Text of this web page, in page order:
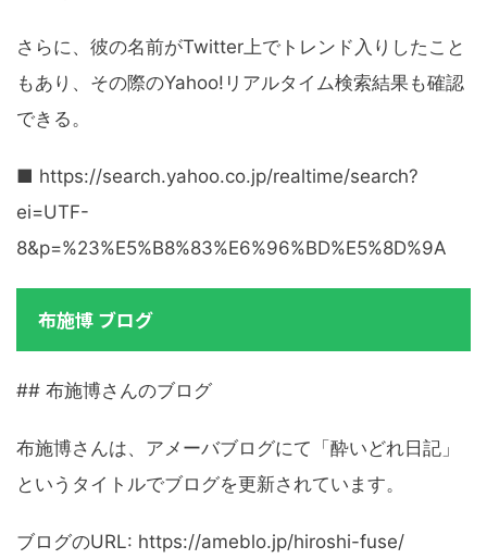
さらに、彼の名前がTwitter上でトレンド入りしたこと
もあり、その際のYahoo!リアルタイム検索結果も確認
できる。
■ https://search.yahoo.co.jp/realtime/search?
ei=UTF-
8&p=%23%E5%B8%83%E6%96%BD%E5%8D%9A
布施博 ブログ
## 布施博さんのブログ
布施博さんは、アメーバブログにて「酔いどれ日記」
というタイトルでブログを更新されています。
ブログのURL: https://ameblo.jp/hiroshi-fuse/